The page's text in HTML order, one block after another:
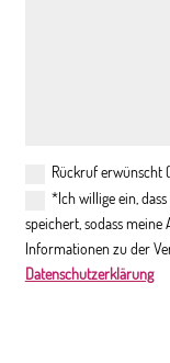
Rückruf erwünscht
*Ich willige ein,
speichert, sodass
Informationen zu der
Datenschutzerklärung